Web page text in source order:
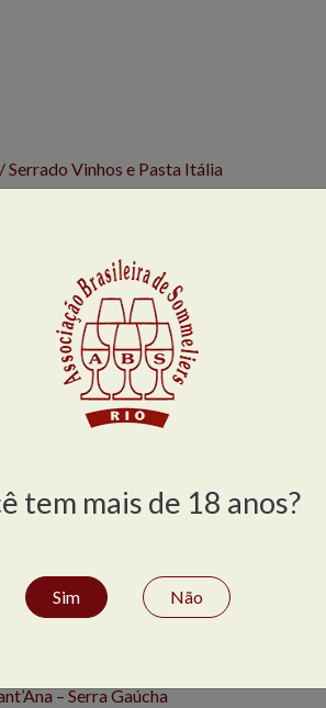
Serrado Vinhos e Pasta Itália
La Bonissima / Zona Sul
- Barra
– Serra Gaúcha
tem mais de 18 anos?
Sim Não